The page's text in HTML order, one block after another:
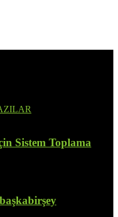
Sistem Toplama